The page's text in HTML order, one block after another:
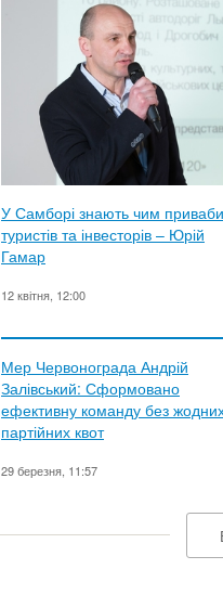
У Самборі знають чим
туристів та інвесторів – Юрій
Гамар
12 квітня, 12:00
Мер Червонограда Андрій
Залівський: Сформовано
ефективну команду без
партійних квот
29 березня, 11:57